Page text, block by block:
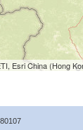
Esri China (Hong